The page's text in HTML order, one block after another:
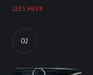
LEES MEER
02